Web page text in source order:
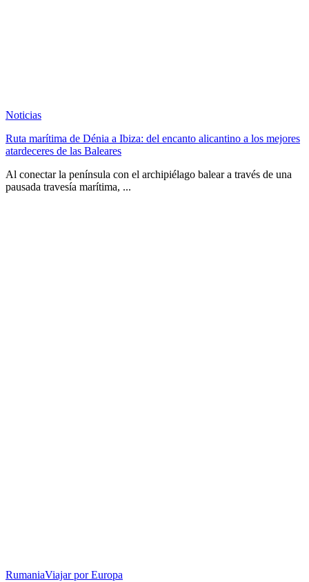
Noticias
Ruta marítima de Dénia a Ibiza: del encanto alicantino a los mejores
atardeceres de las Baleares
Al conectar la península con el archipiélago balear a través de una
pausada travesía marítima, ...
RumaniaViajar por Europa